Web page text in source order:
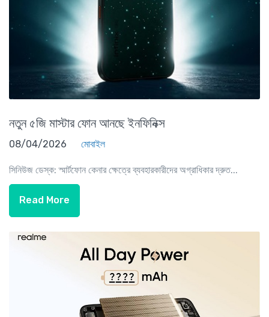
নতুন ৫জি মাস্টার ফোন আনছে ইনফিনিক্স
08/04/2026 মোবাইল
সিনিউজ ডেস্ক: স্মার্টফোন কেনার ক্ষেত্রে ব্যবহারকারীদের অগ্রাধিকার দ্রুত...
Read More